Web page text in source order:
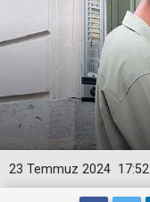
17:52
23 Temmuz 2024